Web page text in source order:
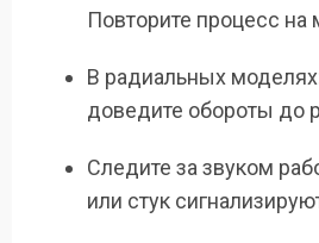
Повторите процесс на
В радиальных
доведите обороты до
Следите за звуком
или стук